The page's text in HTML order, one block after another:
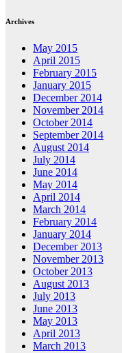
Archives
May 2015
April 2015
February 2015
January 2015
December 2014
November 2014
October 2014
September 2014
August 2014
July 2014
June 2014
May 2014
April 2014
March 2014
February 2014
January 2014
December 2013
November 2013
October 2013
August 2013
July 2013
June 2013
May 2013
April 2013
March 2013